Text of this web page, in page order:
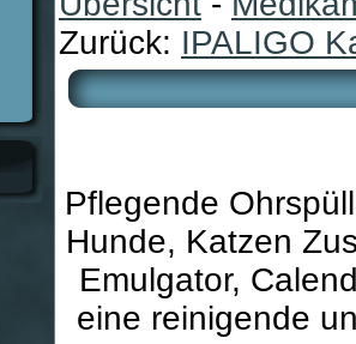
Zurück: IPALIGO
Pflegende
Hunde, Katzen
Emulgator,
eine reinigende